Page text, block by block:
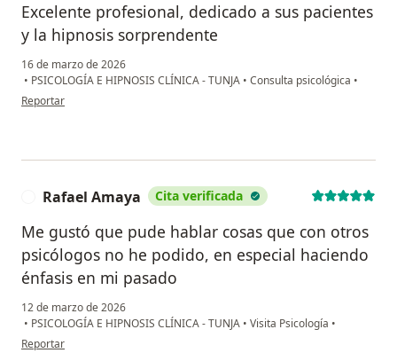
Excelente profesional, dedicado a sus pacientes
y la hipnosis sorprendente
16 de marzo de 2026
• PSICOLOGÍA E HIPNOSIS CLÍNICA - TUNJA • Consulta psicológica •
en opinión del usuario Leidy
Reportar
Rafael Amaya Cita verificada
Me gustó que pude hablar cosas que con otros
psicólogos no he podido, en especial haciendo
énfasis en mi pasado
12 de marzo de 2026
• PSICOLOGÍA E HIPNOSIS CLÍNICA - TUNJA • Visita Psicología •
en opinión del usuario Rafael Amaya
Reportar